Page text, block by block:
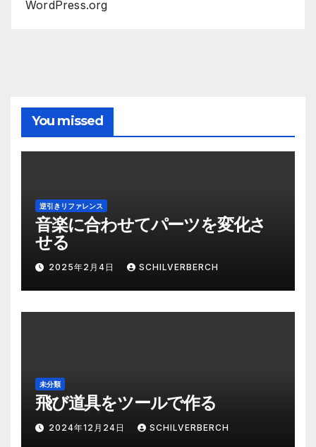
WordPress.org
You missed
逆引きリファレンス
音楽に合わせてパーツを変化さ
せる
2025年2月4日 SCHILVERBERCH
未分類
飛び道具をツールで作る
2024年12月24日 SCHILVERBERCH